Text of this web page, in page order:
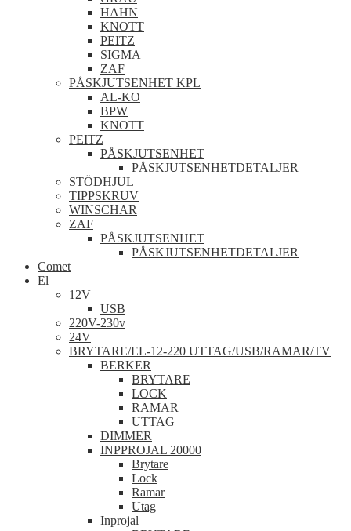
HAHN
KNOTT
PEITZ
SIGMA
ZAF
PÅSKJUTSENHET KPL
AL-KO
BPW
KNOTT
PEITZ
PÅSKJUTSENHET
PÅSKJUTSENHETDETALJER
STÖDHJUL
TIPPSKRUV
WINSCHAR
ZAF
PÅSKJUTSENHET
PÅSKJUTSENHETDETALJER
Comet
El
12V
USB
220V-230v
24V
BRYTARE/EL-12-220 UTTAG/USB/RAMAR/TV
BERKER
BRYTARE
LOCK
RAMAR
UTTAG
DIMMER
INPPROJAL 20000
Brytare
Lock
Ramar
Utag
Inprojal